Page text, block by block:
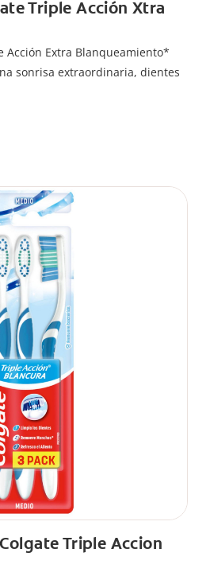
Triple Acción Xtra
Acción Extra Blanqueamiento*
sonrisa extraordinaria, dientes
Triple Accion